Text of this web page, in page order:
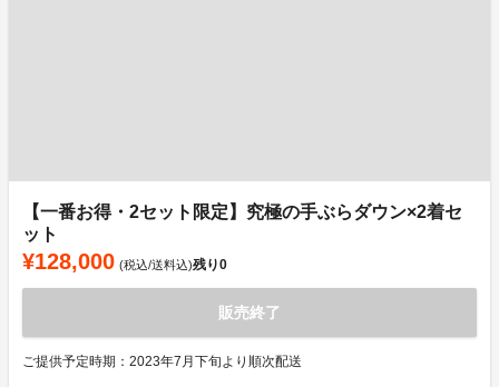
【一番お得・2セット限定】究極の手ぶらダウン×2着セ
ット
¥128,000 (税込/送料込)残り0
販売終了
ご提供予定時期：2023年7月下旬より順次配送